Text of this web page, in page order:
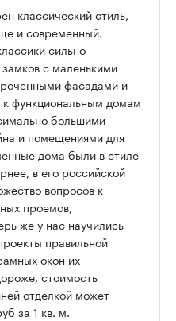
классический стиль,
и современный.
сильно
с маленькими
фасадами и
функциональным домам
большими
и помещениями для
дома были в стиле
в его российской
вопросов к
проемов,
же у нас научились
правильной
окон их
стоимость
отделкой может
за 1 кв. м.